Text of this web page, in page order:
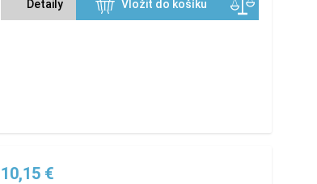
Detaily Vložit do košíku
10,15 €